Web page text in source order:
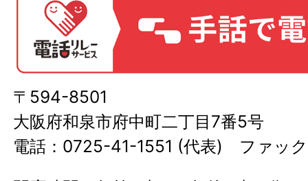
〒594-8501
大阪府和泉市府中町二丁目7番5号
電話：0725-41-1551 (代表) ファッ